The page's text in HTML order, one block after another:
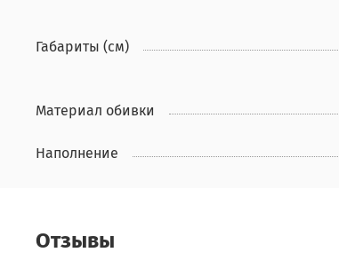
Габариты (см)
Материал обивки
Наполнение
Отзывы